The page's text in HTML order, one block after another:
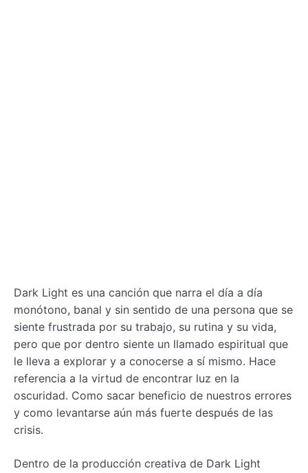
Dark Light es una canción que narra el día a día
monótono, banal y sin sentido de una persona que se
siente frustrada por su trabajo, su rutina y su vida,
pero que por dentro siente un llamado espiritual que
le lleva a explorar y a conocerse a sí mismo. Hace
referencia a la virtud de encontrar luz en la
oscuridad. Como sacar beneficio de nuestros errores
y como levantarse aún más fuerte después de las
crisis.
Dentro de la producción creativa de Dark Light